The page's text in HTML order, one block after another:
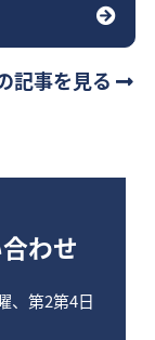
記事を見る
わせ
、第2第4日